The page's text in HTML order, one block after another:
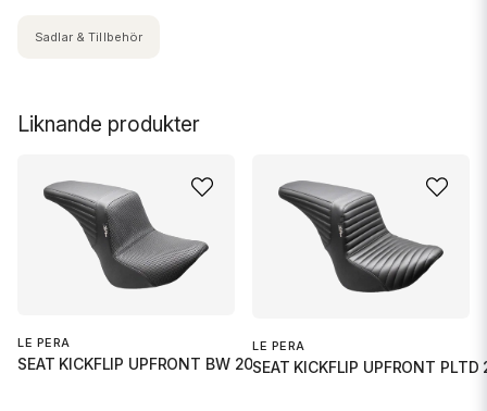
Liknande produkter
LE PERA
SEAT KICKFLIP UPFRONT BW 2018
LE PERA
SEAT KICKFLIP UPFRONT PLTD
Sadlar & Tillbehör